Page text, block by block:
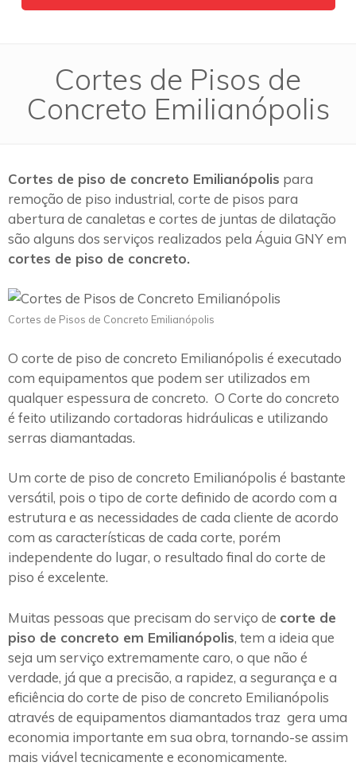
Cortes de Pisos de
Concreto Emilianópolis
Cortes de piso de concreto Emilianópolis para
remoção de piso industrial, corte de pisos para
abertura de canaletas e cortes de juntas de dilatação
são alguns dos serviços realizados pela Águia GNY em
cortes de piso de concreto.
Cortes de Pisos de Concreto Emilianópolis
O corte de piso de concreto Emilianópolis é executado
com equipamentos que podem ser utilizados em
qualquer espessura de concreto. O Corte do concreto
é feito utilizando cortadoras hidráulicas e utilizando
serras diamantadas.
Um corte de piso de concreto Emilianópolis é bastante
versátil, pois o tipo de corte definido de acordo com a
estrutura e as necessidades de cada cliente de acordo
com as características de cada corte, porém
independente do lugar, o resultado final do corte de
piso é excelente.
Muitas pessoas que precisam do serviço de corte de
piso de concreto em Emilianópolis, tem a ideia que
seja um serviço extremamente caro, o que não é
verdade, já que a precisão, a rapidez, a segurança e a
eficiência do corte de piso de concreto Emilianópolis
através de equipamentos diamantados traz gera uma
economia importante em sua obra, tornando-se assim
mais viável tecnicamente e economicamente.